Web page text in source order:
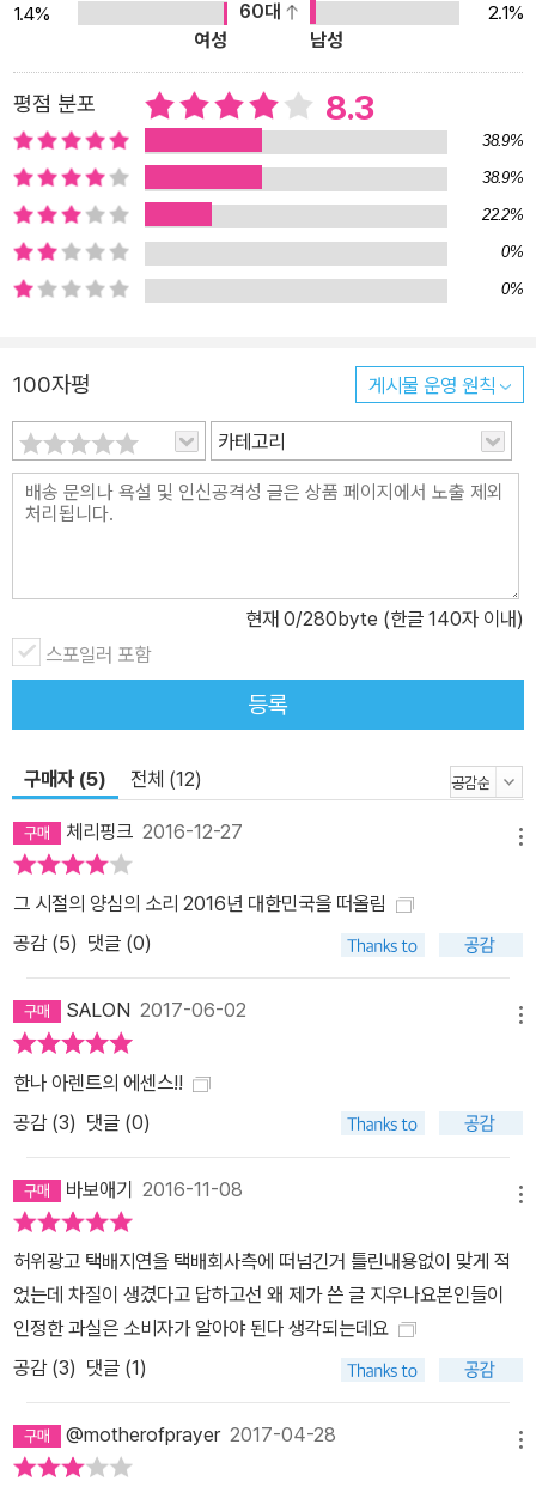
내가 그 시절의 나보다 상황에 훨씬 덜 관여하고 있다는 뜻이에요. 시
간이 흘렀기 때문일 수도 있어요. 15년이 아무 가치도 없는 세월은 아
대교는 종교라기보다는 생활 방식에 더 가까워요. 내가 유대식 가르
침을 받고 종교적 가르침을 받은 게 기억나요. 열네 살쯤이었는데, 나
는 물론 선생님한테 반항하고 싶었고 선생님한테 뭔가 끔찍한 짓을
하고 싶었어요. 자리에서 일어나 “저는 하느님을 믿지 않아요” 하고
말했죠. 그랬더니 선생님이 이러더군요. “누가 너한테 믿으라든?” -1
87~188쪽 사유의 이음매를 메우는 인터뷰 책에서 못다 건넨 한나
은 『전체주의의 기원』 『인간의 조건』 같은 초기 저작의 의의를 되살
리고, 대단한 논쟁을 불러일으킨 『예루살렘의 아이히만』을 해명하고
첨언하며, 후기작 『공화국의 위기』를 예고하기에 중요했던 때다. 시
의가 뚜렷한 이 인터뷰들에서 한나 아렌트는 자신의 화두를 상세히
설명할 뿐 아니라, 젊은 시절 나치에 곤욕을 치르고 망명길에 올랐던
퍼스에 관한 이야기, 모국어인 독일어에 느끼는 향수와 글쓰기 등, 자
신의 ‘공공 영역’과 ‘사적 영역’에 관해 책에서는 하지 않았던 이야기
를 풀어놓는다. 이 이야기들은 한나 아렌트의 사유를 총체적으로 이
해하고, 나아가 인간 한나 아렌트의 토대와 깊이를 알기에 더없는 텍
생각이 들기 전에는 쓰지 않아요. 보통은 앉은자리에서 단번에 쓰는
편이에요. 글 쓰는 속도가 비교적 빨라요. 타자 치는 속도가 내 집필
시간을 좌우하죠. -25~26쪽 그[나치 전범 아이히만]가 권력에서 특
별한 쾌감을 얻었느냐고요? 나는 그렇게 생각하지 않아요. 그는 전형
재일 때 정말이지 대단히 위험한 신사예요. 여기에서 이데올로기는
한나 아렌트의 글쓰기에서 길을 잃지 않고 조소와 반어를 찾아내기란
쉽지 않다. 그러한 저서와 대비적으로 ‘말’로써 풀어낸 『한나 아렌트
의 말』은 ‘한나 아렌트 읽기’의 재미를 곳곳에서 찾을 수 있다. 이따금
씩 튀어나오는 격앙된 말투와 반문, 세월이 어린 체념과 애수 등 감정
적인 면을 고스란히 드러내는 한나 아렌트의 말에서 그의 사상의 진
위를 들을 수 있으며, 좀처럼 보기 힘든 한나 아렌트의 인간적 면모를
엿볼 수 있다. 나는 내가 사용하는 반어법에 대한 모든 비판이, 정말이
지 취향이라는 측면에서 볼 때 대단히 불쾌해요. 그건 순전히 개인적
인 문제거든요. 매우 많은 사람의 눈에 나는 분명히 무척 불쾌한 존재
예요. 나는 거기에 대해서는 아무것도 할 수 없어요. 내가 뭘 어쩌겠어
요? 그들은 그냥 내가 마뜩지 않은 거예요. -108쪽 혁명가는 혁명을
제인지를 알고, 그걸 집어 들 때가 언제인지를 아는 사람이에요. 무장
봉기가 그대로 혁명으로 이어진 적은 역사상 단 한 번도 없었어요. -1
1.4% 60대
2.1%
여성
남성
평점 분포 8.3
38.9%
38.9%
22.2%
0%
0%
100자평 게시물 운영 원칙
카테고리
현재 0/280byte (한글 140자 이내)
스포일러 포함
등록
구매자 (5) 전체 (12)
체리핑크 2016-12-27
그 시절의 양심의 소리 2016년 대한민국을 떠올림
공감 (5) 댓글 (0)
SALON 2017-06-02
한나 아렌트의 에센스!!
공감 (3) 댓글 (0)
바보애기 2016-11-08
허위광고 택배지연을 택배회사측에 떠넘긴거 틀린내용없이 맞게 적
었는데 차질이 생겼다고 답하고선 왜 제가 쓴 글 지우나요본인들이
인정한 과실은 소비자가 알아야 된다 생각되는데요
공감 (3) 댓글 (1)
@motherofprayer2017-04-28